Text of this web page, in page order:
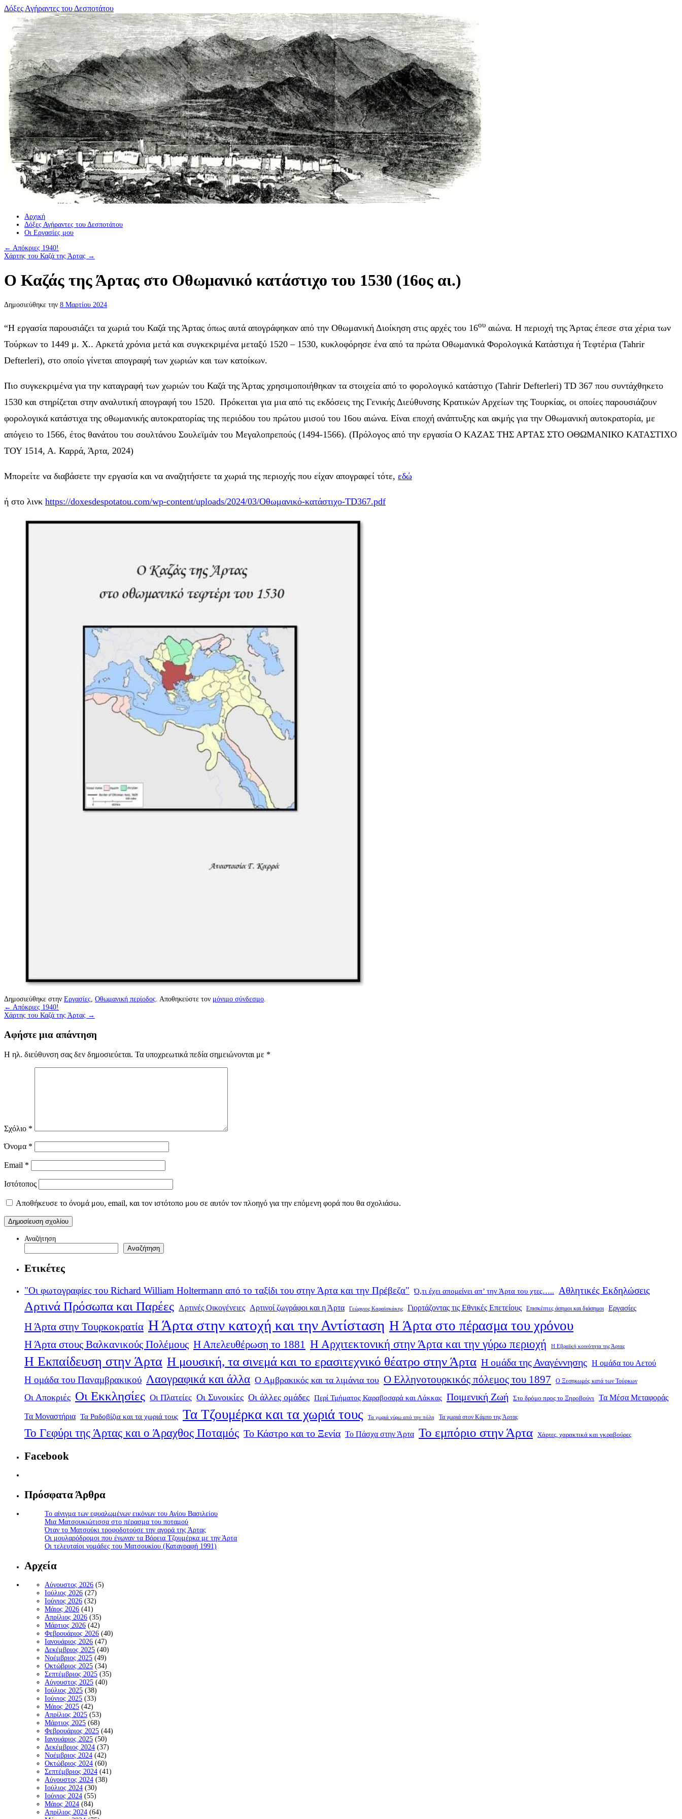
Μετάβαση
περιεχόμενο
Δόξες Αγήραντες του Δεσποτάτου
Αρχική
Δόξες Αγήραντες του Δεσποτάτου
Οι Eργασίες μου
← Απόκριες 1940!
Χάρτης του Καζά της Άρτας →
Ο Καζάς της Άρτας στο Οθωμανικό κατάστιχο του 1530 (16ος αι.)
Δημοσιεύθηκε την 8 Μαρτίου 2024
“Η εργασία παρουσιάζει τα χωριά του Καζά της Άρτας όπως αυτά απογράφηκαν από την Οθωμανική Διοίκηση στις αρχές του 16ου αιώνα. Η περιοχή της Άρτας έπεσε στα χέρια των
Τούρκων το 1449 μ. Χ.. Αρκετά χρόνια μετά και συγκεκριμένα μεταξύ 1520 – 1530, κυκλοφόρησε ένα από τα πρώτα Οθωμανικά Φορολογικά Κατάστιχα ή Τεφτέρια (Tahrir
Defterleri), στο οποίο γίνεται απογραφή των χωριών και των κατοίκων.
Πιο συγκεκριμένα για την καταγραφή των χωριών του Καζά της Άρτας χρησιμοποιήθηκαν τα στοιχεία από το φορολογικό κατάστιχο (Tahrir Defterleri) TD 367 που συντάχθηκετο
1530 και στηρίζεται στην αναλυτική απογραφή του 1520. Πρόκειται για μια από τις εκδόσεις της Γενικής Διεύθυνσης Κρατικών Αρχείων της Τουρκίας, οι οποίες παρουσιάζουν
φορολογικά κατάστιχα της οθωμανικής αυτοκρατορίας της περιόδου του πρώτου μισού του 16ου αιώνα. Είναι εποχή ανάπτυξης και ακμής για την Οθωμανική αυτοκρατορία, με
απόγειο το 1566, έτος θανάτου του σουλτάνου Σουλεϊμάν του Μεγαλοπρεπούς (1494-1566). (Πρόλογος από την εργασία Ο ΚΑΖΑΣ ΤΗΣ ΑΡΤΑΣ ΣΤΟ ΟΘΩΜΑΝΙΚΟ ΚΑΤΑΣΤΙΧΟ
ΤΟΥ 1514, Α. Καρρά, Άρτα, 2024)
Μπορείτε να διαβάσετε την εργασία και να αναζητήσετε τα χωριά της περιοχής που είχαν απογραφεί τότε, εδώ
ή στο λινκ https://doxesdespotatou.com/wp-content/uploads/2024/03/Οθωμανικό-κατάστιχο-TD367.pdf
Δημοσιεύθηκε στην Εργασίες, Οθωμανική περίοδος. Αποθηκεύστε τον μόνιμο σύνδεσμο.
← Απόκριες 1940!
Χάρτης του Καζά της Άρτας →
Αφήστε μια απάντηση
Η ηλ. διεύθυνση σας δεν δημοσιεύεται. Τα υποχρεωτικά πεδία σημειώνονται με *
Σχόλιο *
Όνομα *
Email *
Ιστότοπος
Αποθήκευσε το όνομά μου, email, και τον ιστότοπο μου σε αυτόν τον πλοηγό για την επόμενη φορά που θα σχολιάσω.
Αναζήτηση
Αναζήτηση
Ετικέτες
"Οι φωτογραφίες του Richard William Holtermann από το ταξίδι του στην Άρτα και την Πρέβεζα" Ό,τι έχει απομείνει απ’ την Άρτα του χτες….. Αθλητικές Εκδηλώσεις
Αρτινά Πρόσωπα και Παρέες Αρτινές Οικογένειες Αρτινοί ζωγράφοι και η Άρτα Γεώργιος Καραϊσκάκης Γιορτάζοντας τις Εθνικές Επετείους Επισκέπτες άσημοι και διάσημοι Εργασίες
Η Άρτα στην Τουρκοκρατία Η Άρτα στην κατοχή και την Αντίσταση Η Άρτα στο πέρασμα του χρόνου
Η Άρτα στους Βαλκανικούς Πολέμους Η Απελευθέρωση το 1881 Η Αρχιτεκτονική στην Άρτα και την γύρω περιοχή Η Εβραϊκή κοινότητα της Άρτας
Η Εκπαίδευση στην Άρτα Η μουσική, τα σινεμά και το ερασιτεχνικό θέατρο στην Άρτα Η ομάδα της Αναγέννησης Η ομάδα του Αετού
Η ομάδα του Παναμβρακικού Λαογραφικά και άλλα Ο Αμβρακικός και τα λιμάνια του Ο Ελληνοτουρκικός πόλεμος του 1897 Ο Ξεσηκωμός κατά των Τούρκων
Οι Αποκριές Οι Εκκλησίες Οι Πλατείες Οι Συνοικίες Οι άλλες ομάδες Περί Τμήματος Καραβοσαρά και Λάκκας Ποιμενική Ζωή Στο δρόμο προς το Ξηροβούνι Τα Μέσα Μεταφοράς
Τα Μοναστήρια Τα Ραδοβίζια και τα χωριά τους Τα Τζουμέρκα και τα χωριά τους Τα χωριά γύρω από την πόλη Τα χωριά στον Κάμπο της Άρτας
Το Γεφύρι της Άρτας και ο Άραχθος Ποταμός Το Κάστρο και το Ξενία Το Πάσχα στην Άρτα Το εμπόριο στην Άρτα Χάρτες, χαρακτικά και γκραβούρες
Facebook
Πρόσφατα Άρθρα
Το αίνιγμα των εφυαλωμένων εικόνων του Αγίου Βασιλείου
Μια Ματσουκιώτισσα στο πέρασμα του ποταμού
Όταν το Ματσούκι τροφοδοτούσε την αγορά της Άρτας
Οι μουλαρόδρομοι που ένωναν τα Βόρεια Τζουμέρκα με την Άρτα
Οι τελευταίοι νομάδες του Ματσουκίου (Καταγραφή 1991)
Αρχεία
Αύγουστος 2026 (5)
Ιούλιος 2026 (27)
Ιούνιος 2026 (32)
Μάιος 2026 (41)
Απρίλιος 2026 (35)
Μάρτιος 2026 (42)
Φεβρουάριος 2026 (40)
Ιανουάριος 2026 (47)
Δεκέμβριος 2025 (40)
Νοέμβριος 2025 (49)
Οκτώβριος 2025 (34)
Σεπτέμβριος 2025 (35)
Αύγουστος 2025 (40)
Ιούλιος 2025 (38)
Ιούνιος 2025 (33)
Μάιος 2025 (42)
Απρίλιος 2025 (53)
Μάρτιος 2025 (68)
Φεβρουάριος 2025 (44)
Ιανουάριος 2025 (50)
Δεκέμβριος 2024 (37)
Νοέμβριος 2024 (42)
Οκτώβριος 2024 (60)
Σεπτέμβριος 2024 (41)
Αύγουστος 2024 (38)
Ιούλιος 2024 (30)
Ιούνιος 2024 (55)
Μάιος 2024 (84)
Απρίλιος 2024 (64)